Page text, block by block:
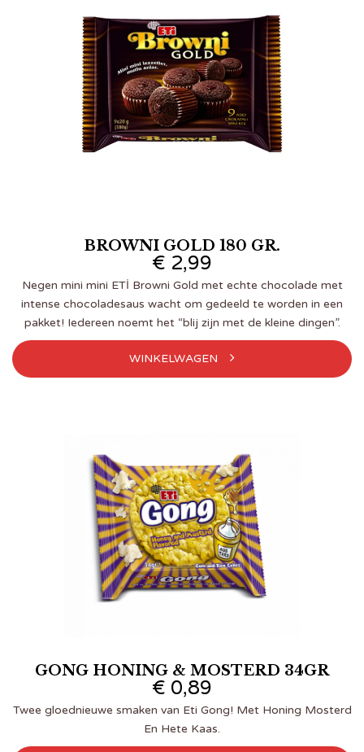
BROWNI GOLD 180 GR.
€ 2,99
Negen mini mini ETİ Browni Gold met echte chocolade met
intense chocoladesaus wacht om gedeeld te worden in een
pakket! Iedereen noemt het “blij zijn met de kleine dingen”.
WINKELWAGEN
GONG HONING & MOSTERD 34GR
€ 0,89
Twee gloednieuwe smaken van Eti Gong! Met Honing Mosterd
En Hete Kaas.